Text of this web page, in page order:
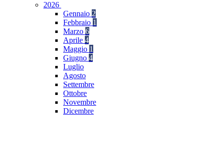
2026
Gennaio 2
Febbraio 1
Marzo 6
Aprile 4
Maggio 1
Giugno 4
Luglio
Agosto
Settembre
Ottobre
Novembre
Dicembre